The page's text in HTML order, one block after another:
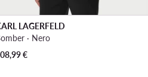
LAGERFELD
· Nero
€